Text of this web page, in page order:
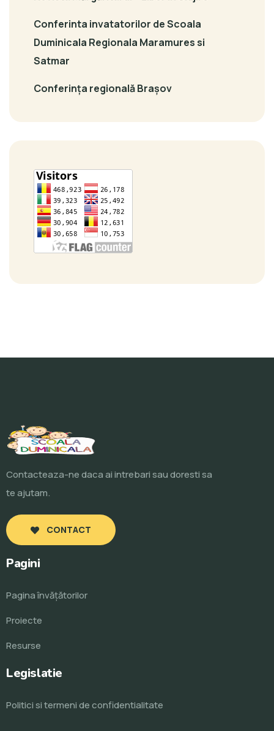
Conferinta invatatorilor de Scoala
Duminicala Regionala Maramures si
Satmar
Conferința regională Brașov
Contacteaza-ne daca ai intrebari sau doresti sa
te ajutam.
CONTACT
Pagini
Pagina învăţătorilor
Proiecte
Resurse
Legislatie
Politici si termeni de confidentialitate